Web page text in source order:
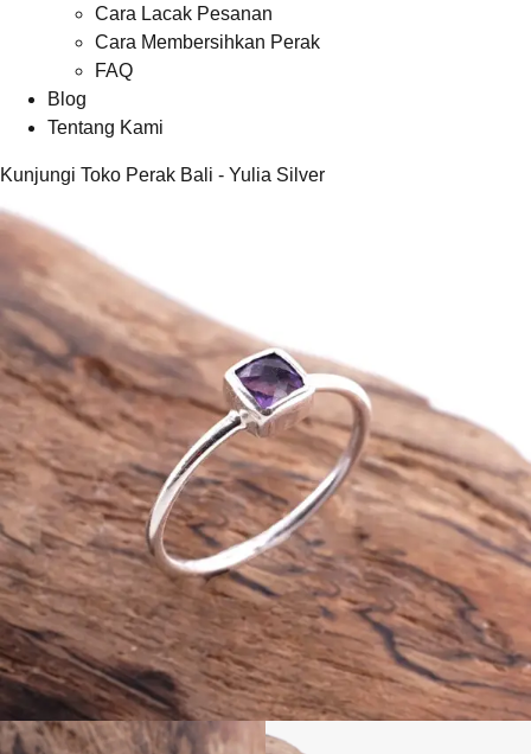
Cara Lacak Pesanan
Cara Membersihkan Perak
FAQ
Blog
Tentang Kami
Kunjungi Toko Perak Bali - Yulia Silver